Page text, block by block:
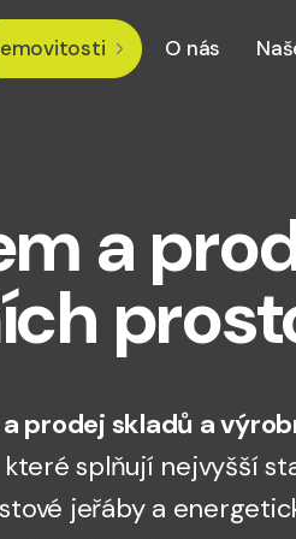
O nás
a
prodej skladů a
splňují nejvyšší
jeřáby a